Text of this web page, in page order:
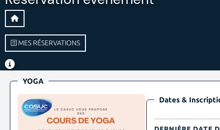
MES RÉSERVATIONS
YOGA
Dates &